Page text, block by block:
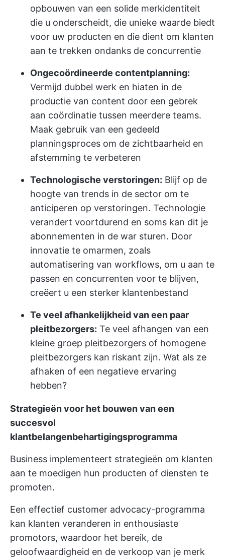
opbouwen van een solide merkidentiteit
die u onderscheidt, die unieke waarde biedt
voor uw producten en die dient om klanten
aan te trekken ondanks de concurrentie
Ongecoördineerde contentplanning:
Vermijd dubbel werk en hiaten in de
productie van content door een gebrek
aan coördinatie tussen meerdere teams.
Maak gebruik van een gedeeld
planningsproces om de zichtbaarheid en
afstemming te verbeteren
Technologische verstoringen: Blijf op de
hoogte van trends in de sector om te
anticiperen op verstoringen. Technologie
verandert voortdurend en soms kan dit je
abonnementen in de war sturen. Door
innovatie te omarmen, zoals
automatisering van workflows, om u aan te
passen en concurrenten voor te blijven,
creëert u een sterker klantenbestand
Te veel afhankelijkheid van een paar
pleitbezorgers: Te veel afhangen van een
kleine groep pleitbezorgers of homogene
pleitbezorgers kan riskant zijn. Wat als ze
afhaken of een negatieve ervaring
hebben?
Strategieën voor het bouwen van een
succesvol
klantbelangenbehartigingsprogramma
Business implementeert strategieën om klanten
aan te moedigen hun producten of diensten te
promoten.
Een effectief customer advocacy-programma
kan klanten veranderen in enthousiaste
promotors, waardoor het bereik, de
geloofwaardigheid en de verkoop van je merk